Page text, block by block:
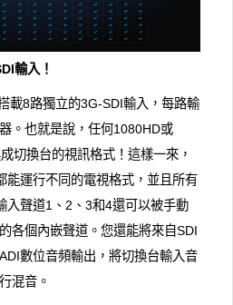
輸入！
載8路獨立的3G-SDI輸入，每路輸
。也就是說，任何1080HD或
切換台的視訊格式！這樣一來，
能運行不同的電視格式，並且所有
入聲道1、2、3和4還可以被手動
各個內嵌聲道。您還能將來自SDI
數位音頻輸出，將切換台輸入音
混音。